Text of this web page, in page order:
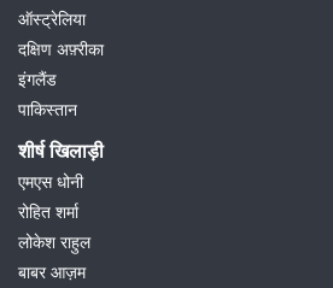
ऑस्ट्रेलिया
दक्षिण अफ़्रीका
इंगलैंड
पाकिस्तान
शीर्ष खिलाड़ी
एमएस धोनी
रोहित शर्मा
लोकेश राहुल
बाबर आज़म